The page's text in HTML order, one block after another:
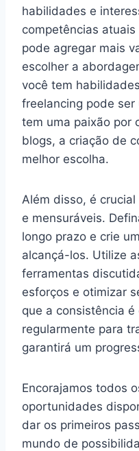
habilidades e
competências
pode agregar mais
escolher a
você tem
freelancing pode ser
tem uma paixão por
blogs, a criação de
melhor escolha.
Além disso, é
e mensuráveis.
longo prazo e crie
alcançá-los. Utilize
ferramentas
esforços e otimizar
que a consistência
regularmente para
garantirá um
Encorajamos todos
oportunidades
dar os primeiros
mundo de